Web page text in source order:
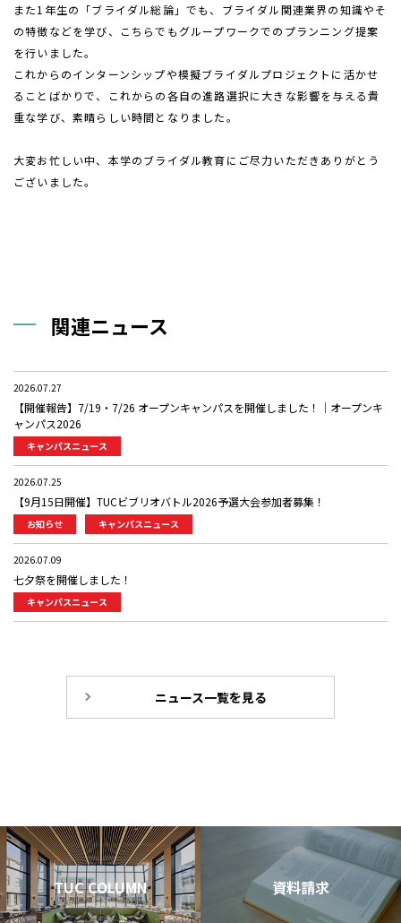
また1 年生の「ブライダル総論」でも、ブライダル関連業界の知識やそ
の特徴などを学び、こちらでもグループワークでのプランニング提案
を行いました。
これからのインターンシップや模擬ブライダルプロジェクトに活かせ
ることばかりで、これからの各自の進路選択に大きな影響を与える貴
重な学び、素晴らしい時間となりました。
大変お忙しい中、本学のブライダル教育にご尽力いただきありがとう
ございました。
関連ニュース
2026.07.27
キャンパスニュース
【開催報告】7/19・7/26 オープンキャンパスを開催しました！｜オープンキ
ャンパス2026
2026.07.25
お知らせ キャンパスニュース
【9月15日開催】TUCビブリオバトル2026予選大会参加者募集！
2026.07.09
キャンパスニュース
七夕祭を開催しました！
ニュース一覧を見る
TUC COLUMN 資料請求